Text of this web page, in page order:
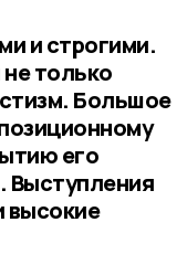
и строгими.
только
Большое
его
Выступления
высокие